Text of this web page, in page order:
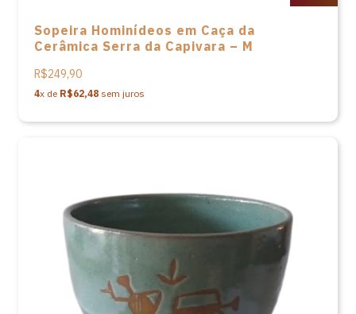
Sopeira Hominídeos em Caça da
Cerâmica Serra da Capivara – M
R$249,90
4x de R$62,48 sem juros